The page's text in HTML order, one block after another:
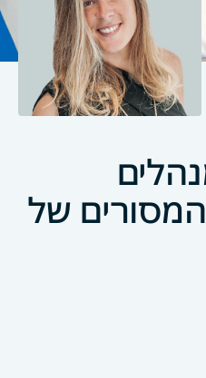
של